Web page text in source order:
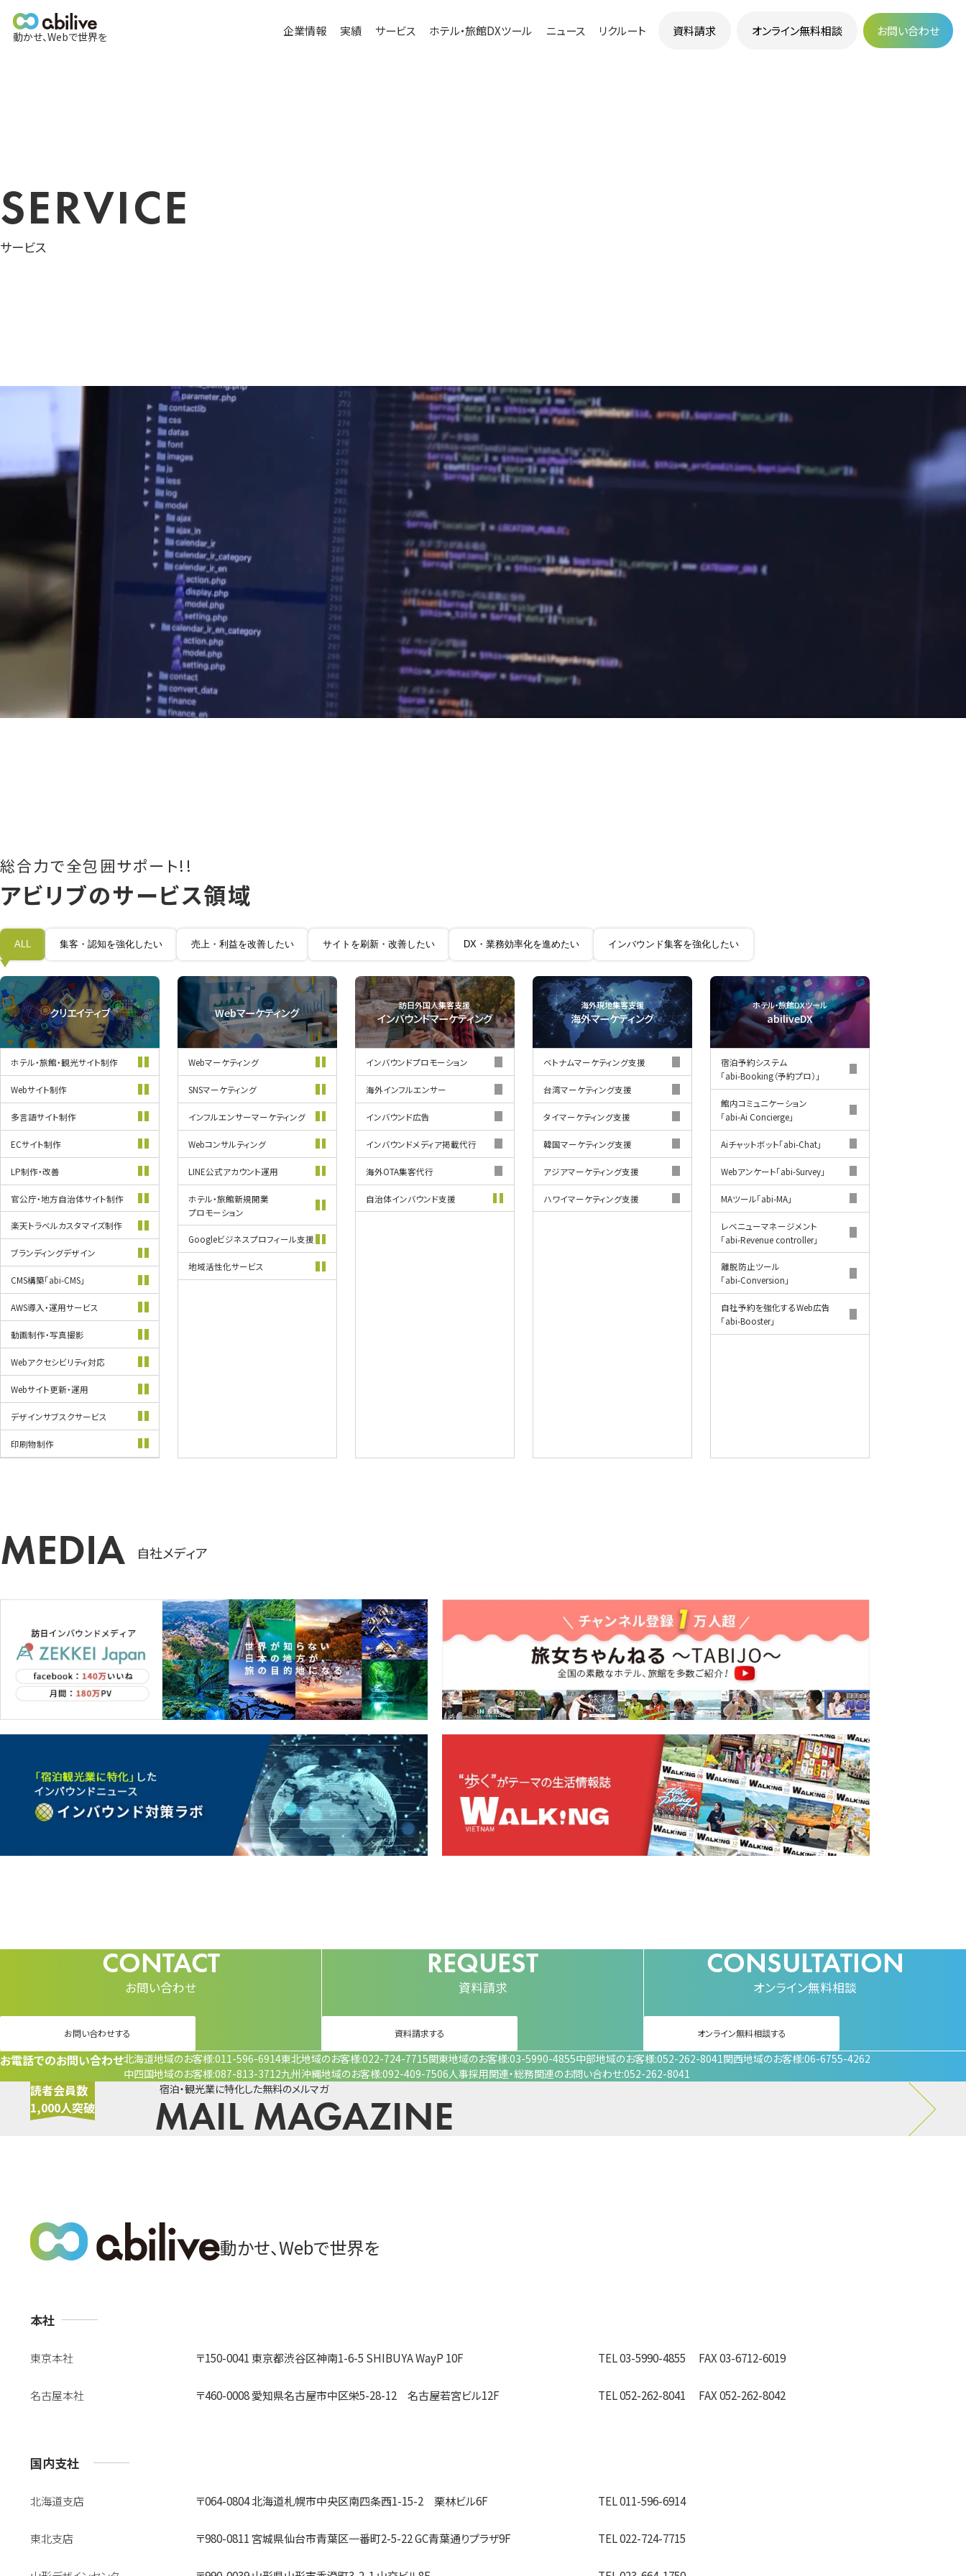
動かせ、Webで世界を 企業情報 実績 サービス ホテル・旅館DXツール ニュース リクルート 資料請求 オンライン無料相談 お問い合わせ
SERVICE
サービス
総合力で全包囲サポート!!
アビリブのサービス領域
全
集客・認知を強化したい 売上・利益を改善したい サイトを刷新・改善したい DX・業務効率化を進めたい インバウンド集客を強化したい
クリエイティブ
ホテル・旅館・観光サイト制作
Webサイト制作
多言語サイト制作
ECサイト制作
LP制作・改善
官公庁・地方自治体サイト制作
楽天トラベルカスタマイズ制作
ブランディングデザイン
CMS構築「abi-CMS」
AWS導入・運用サービス
動画制作・写真撮影
Webアクセシビリティ対応
Webサイト更新・運用
デザインサブスクサービス
印刷物制作
Webマーケティング
Webマーケティング
SNSマーケティング
インフルエンサーマーケティング
Webコンサルティング
LINE公式アカウント運用
ホテル・旅館新規開業
プロモーション
Googleビジネスプロフィール支援
地域活性化サービス
訪日外国人集客支援
インバウンドマーケティング
インバウンドプロモーション
海外インフルエンサー
インバウンド広告
インバウンドメディア掲載代行
海外OTA集客代行
自治体インバウンド支援
海外現地集客支援
海外マーケティング
ベトナムマーケティング支援
台湾マーケティング支援
タイマーケティング支援
韓国マーケティング支援
アジアマーケティング支援
ハワイマーケティング支援
ホテル・旅館DXツール
abiliveDX
宿泊予約システム
「abi-Booking（予約プロ）」
館内コミュニケーション
「abi-Ai Concierge」
Aiチャットボット「abi-Chat」
Webアンケート「abi-Survey」
MAツール「abi-MA」
レベニューマネージメント
「abi-Revenue controller」
離脱防止ツール
「abi-Conversion」
自社予約を強化するWeb広告
「abi-Booster」
自社メディア
お問い合わせ
お問い合わせする
資料請求
資料請求する
オンライン無料相談
オンライン無料相談する
お電話でのお問い合わせ北海道地域のお客様011-596-6914東北地域のお客様022-724-7715関東地域のお客様03-5990-4855中部地域のお客様052-262-8041 関西地域のお客様06-6755-4262
中四国地域のお客様087-813-3712九州沖縄地域のお客様092-409-7506人事採用関連・総務関連のお問い合わせ052-262-8041
宿泊・観光業に特化した無料のメルマガ
MAIL MAGAZINE
読者会員数
1,000人突破
動かせ、Webで世界を
支
本社
東京本社 〒150-0041 東京都渋谷区神南1-6-5 SHIBUYA WayP 10F TEL 03-5990-4855 FAX 03-6712-6019
名古屋本社 〒460-0008愛知県名古屋市中区栄5-28-12 名古屋若宮ビル12F TEL 052-262-8041 FAX 052-262-8042
国内支社
北海道支店 〒064-0804北海道札幌市中央区南四条西1-15-2 栗林ビル6F TEL 011-596-6914
東北支店 〒980-0811 宮城県仙台市青葉区一番町2-5-22 GC青葉通りプラザ9F TEL 022-724-7715